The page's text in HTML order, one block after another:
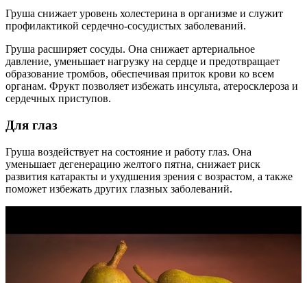
Груша снижает уровень холестерина в организме и служит
профилактикой сердечно-сосудистых заболеваний.
Груша расширяет сосуды. Она снижает артериальное
давление, уменьшает нагрузку на сердце и предотвращает
образование тромбов, обеспечивая приток крови ко всем
органам. Фрукт позволяет избежать инсульта, атеросклероза и
сердечных приступов.
Для глаз
Груша воздействует на состояние и работу глаз. Она
уменьшает дегенерацию желтого пятна, снижает риск
развития катаракты и ухудшения зрения с возрастом, а также
поможет избежать других глазных заболеваний.